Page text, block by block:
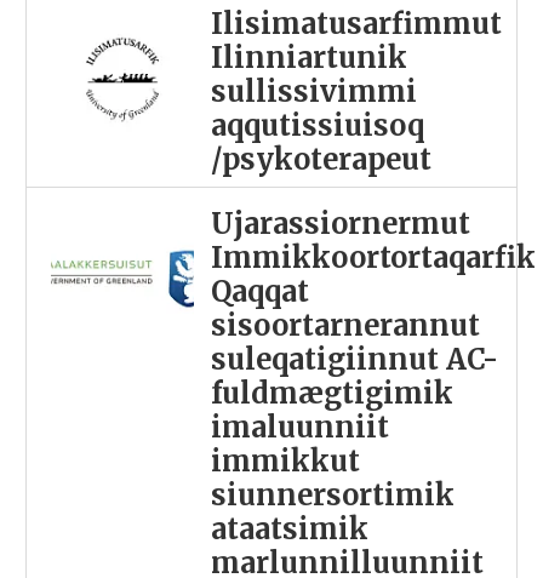
Ilisimatusarfimmut
Ilinniartunik
sullissivimmi
aqqutissiuisoq
/psykoterapeut
Ujarassiornermut
Immikkoortortaqarfik
Qaqqat
sisoortarnerannut
suleqatigiinnut AC-
fuldmægtigimik
imaluunniit
immikkut
siunnersortimik
ataatsimik
marlunnilluunniit